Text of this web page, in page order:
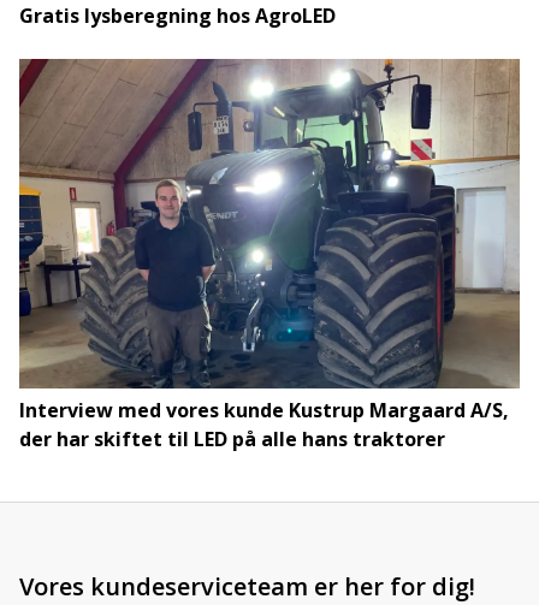
Gratis lysberegning hos AgroLED
Interview med vores kunde Kustrup Margaard A/S,
der har skiftet til LED på alle hans traktorer
Vores kundeserviceteam er her for dig!